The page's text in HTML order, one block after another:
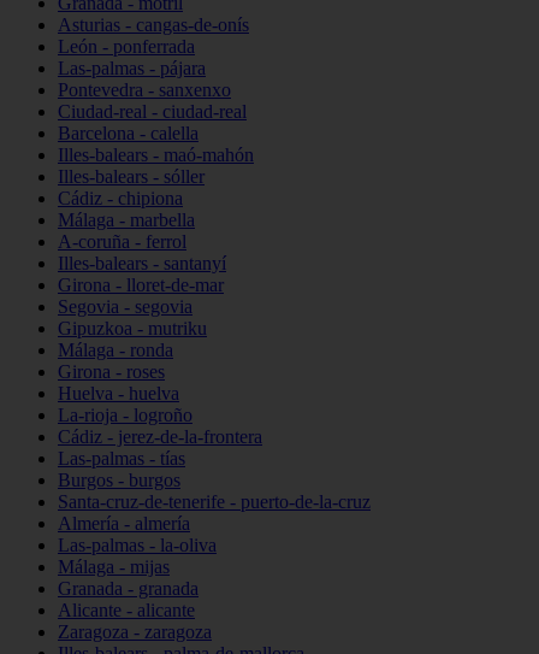
Asturias - cangas-de-onís
León - ponferrada
Las-palmas - pájara
Pontevedra - sanxenxo
Ciudad-real - ciudad-real
Barcelona - calella
Illes-balears - maó-mahón
Illes-balears - sóller
Cádiz - chipiona
Málaga - marbella
A-coruña - ferrol
Illes-balears - santanyí
Girona - lloret-de-mar
Segovia - segovia
Gipuzkoa - mutriku
Málaga - ronda
Girona - roses
Huelva - huelva
La-rioja - logroño
Cádiz - jerez-de-la-frontera
Las-palmas - tías
Burgos - burgos
Santa-cruz-de-tenerife - puerto-de-la-cruz
Almería - almería
Las-palmas - la-oliva
Málaga - mijas
Granada - granada
Alicante - alicante
Zaragoza - zaragoza